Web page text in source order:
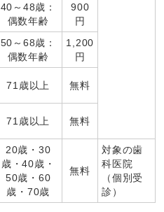
40～48歳：
偶数年齢
900
円
50～68歳：
偶数年齢
1,200
円
71歳以上 無料
71歳以上 無料
20歳・30
歳・40歳・
50歳・60
歳・70歳
無料
対象の歯
科医院
（個別受
診）